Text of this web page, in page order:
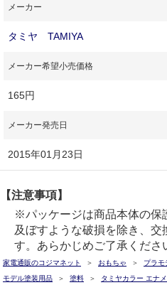
メーカー
タミヤ TAMIYA
メーカー希望小売価格
165円
メーカー発売日
2015年01月23日
【注意事項】
※パッケージは商品本体の保
及ぼすような破損を除き、交
す。あらかじめご了承くださ
家電通販のコジマネット おもちゃ プラモ
モデル塗装用品
塗料 タミヤカラー エナ